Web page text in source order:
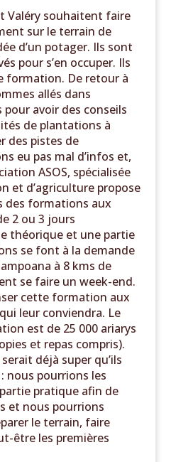
Valéry souhaitent faire
sur le terrain de
d’un potager. Ils sont
pour s’en occuper. Ils
formation. De retour à
allés dans
avoir des conseils
de plantations à
des pistes de
eu pas mal d’infos et,
ASOS, spécialisée
et d’agriculture propose
des formations aux
2 ou 3 jours
théorique et une partie
se font à la demande
à 8 kms de
se faire un week-end.
cette formation aux
leur conviendra. Le
est de 25 000 ariarys
et repas compris).
déjà super qu’ils
nous pourrions les
pratique afin de
et nous pourrions
le terrain, faire
être les premières